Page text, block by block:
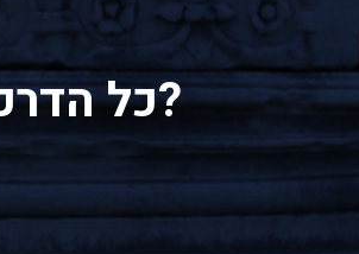
כל הדרכים מובילות לרומא?